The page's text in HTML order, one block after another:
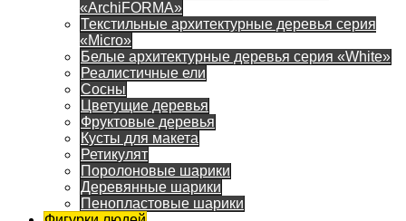
«ArchiFORMA»
Текстильные архитектурные деревья серия
«Micro»
Белые архитектурные деревья серия «White»
Реалистичные ели
Сосны
Цветущие деревья
Фруктовые деревья
Кусты для макета
Ретикулят
Поролоновые шарики
Деревянные шарики
Пенопластовые шарики